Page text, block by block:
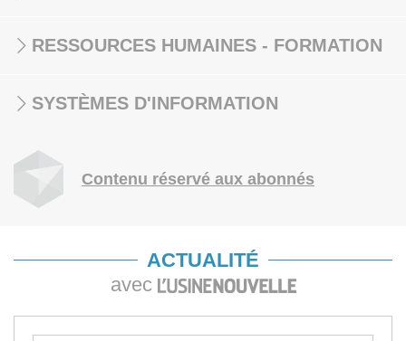
RESSOURCES HUMAINES - FORMATION
SYSTÈMES D'INFORMATION
Contenu réservé aux abonnés
ACTUALITÉ
avec